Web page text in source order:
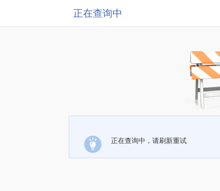
正在查询中
正在查询中，请刷新重试